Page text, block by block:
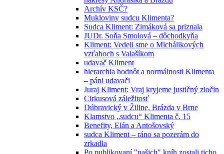
Archív KSČ?
Mukloviny sudcu Klimenta?
Sudca Kliment: Zimáková sa priznala
JUDr. Soňa Smolová – dôchodkyňa
Kliment: Vedeli sme o Michálikových
vzťahoch s Valašíkom
udavač Kliment
hierarchia hodnôt a normálnosti Klimenta
– páni udavači
Juraj Kliment: Vraj kryjeme justičný zločin
Cirkusová záležitosť
Dúbravický v Žiline, Brázda v Brne
Klamstvo „sudcu“ Klimenta č. 15
Benefity, Elán a Antošovský
sudca Kliment – ráno sa pozerám do
zrkadla
Po publikovaní "našich" kníh zostali ticho